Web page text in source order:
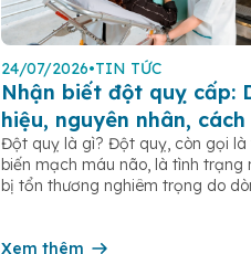
24/07/2026•TIN TỨC
Nhận biết đột quỵ cấp:
hiệu, nguyên nhân,
trí và phòng ngừa
Đột quỵ là gì? Đột quỵ, còn gọi là
biến mạch máu não, là tình trạng
bị tổn thương nghiêm trọng do
cung cấp đủ oxy và dưỡng chất,
Xem thêm